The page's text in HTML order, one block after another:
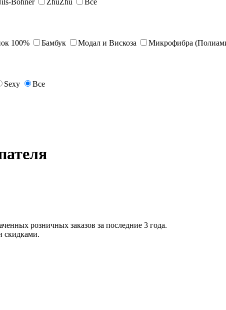
Bohner ZhuZhu Все
100% Бамбук Модал и Вискоза Микрофибра
Sexy Все
розничных заказов за последние 3 года.
скидками.